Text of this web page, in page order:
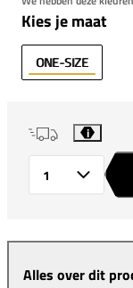
Kies je maat
ONE-SIZE
i
Alles over dit